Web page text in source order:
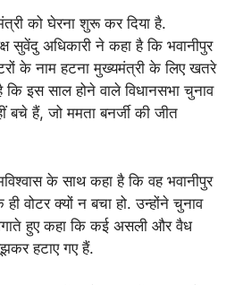
को घेरना शुरू कर दिया है.
सुवेंदु अधिकारी ने कहा है कि भवानीपुर
के नाम हटना मुख्यमंत्री के लिए खतरे
कि इस साल होने वाले विधानसभा चुनाव
बचे हैं, जो ममता बनर्जी की जीत
के साथ कहा है कि वह भवानीपुर
वोटर क्यों न बचा हो. उन्होंने चुनाव
हुए कहा कि कई असली और वैध
हटाए गए हैं.